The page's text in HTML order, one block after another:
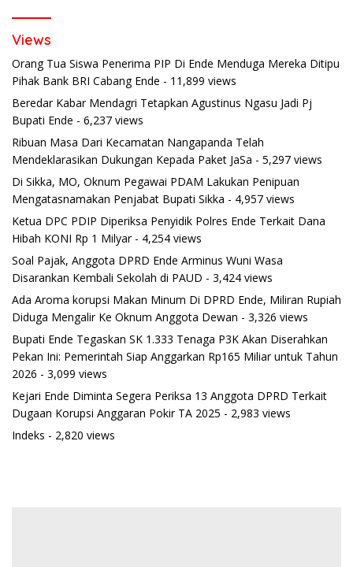
Views
Orang Tua Siswa Penerima PIP Di Ende Menduga Mereka Ditipu
Pihak Bank BRI Cabang Ende - 11,899 views
Beredar Kabar Mendagri Tetapkan Agustinus Ngasu Jadi Pj
Bupati Ende - 6,237 views
Ribuan Masa Dari Kecamatan Nangapanda Telah
Mendeklarasikan Dukungan Kepada Paket JaSa - 5,297 views
Di Sikka, MO, Oknum Pegawai PDAM Lakukan Penipuan
Mengatasnamakan Penjabat Bupati Sikka - 4,957 views
Ketua DPC PDIP Diperiksa Penyidik Polres Ende Terkait Dana
Hibah KONI Rp 1 Milyar- 4,254 views
Soal Pajak, Anggota DPRD Ende Arminus Wuni Wasa
Disarankan Kembali Sekolah di PAUD - 3,424 views
Ada Aroma korupsi Makan Minum Di DPRD Ende, Miliran Rupiah
Diduga Mengalir Ke Oknum Anggota Dewan - 3,326 views
Bupati Ende Tegaskan SK 1.333 Tenaga P3K Akan Diserahkan
Pekan Ini: Pemerintah Siap Anggarkan Rp165 Miliar untuk Tahun
2026 - 3,099 views
Kejari Ende Diminta Segera Periksa 13 Anggota DPRD Terkait
Dugaan Korupsi Anggaran Pokir TA 2025 - 2,983 views
Indeks - 2,820 views